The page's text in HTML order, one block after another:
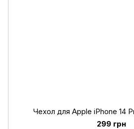
Чехол для Apple iPhone 14
299 грн